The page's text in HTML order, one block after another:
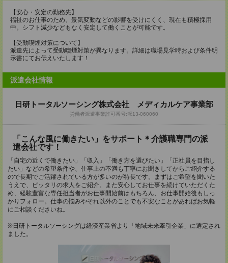
【安心・安定の勤務先】
福祉のお仕事のため、景気変動などの影響を受けにくく、現在も積極採用
中。シフト減少などもなく安定して働くことが可能です。
【受動喫煙対策について】
派遣先によって受動喫煙対策が異なります。詳細は職場見学時および条件明
示書にてお伝えいたします！
派遣会社情報
日研トータルソーシング株式会社 メディカルケア事業部
労働者派遣事業許可番号:派13-060060
「こんな風に働きたい」をサポート＊介護職専門の派
遣会社です！
「自宅の近くで働きたい」「収入」「働き方を選びたい」「正社員を目指し
たい」などの希望条件や、仕事上の不満も丁寧にお聞きしてからご紹介する
ので長期でご活躍されている方が多いのが特長です。まずはご希望を聞いた
うえで、ピッタリの求人をご紹介。また安心してお仕事を続けていただくた
め、経験豊富な専任担当者がお仕事開始前はもちろん、お仕事開始後もしっ
かりフォロー。仕事の悩みやそれ以外のことでも不安なことがあればお気軽
にご相談くださいね。
※日研トータルソーシングは経済産業省より「地域未来牽引企業」に選定され
ました。